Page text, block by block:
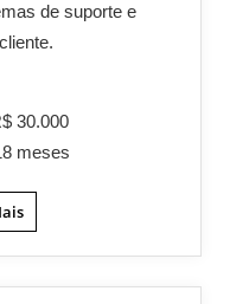
de suporte e
30.000
meses